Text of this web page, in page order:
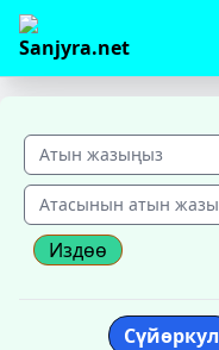
Издөө
Сүйөркул